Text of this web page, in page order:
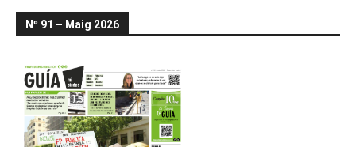
Nº 91 – Maig 2026